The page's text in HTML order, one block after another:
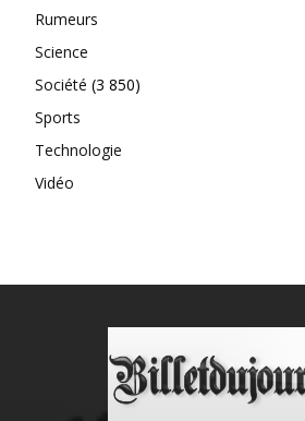
Rumeurs
Science
Société (3 850)
Sports
Technologie
Vidéo